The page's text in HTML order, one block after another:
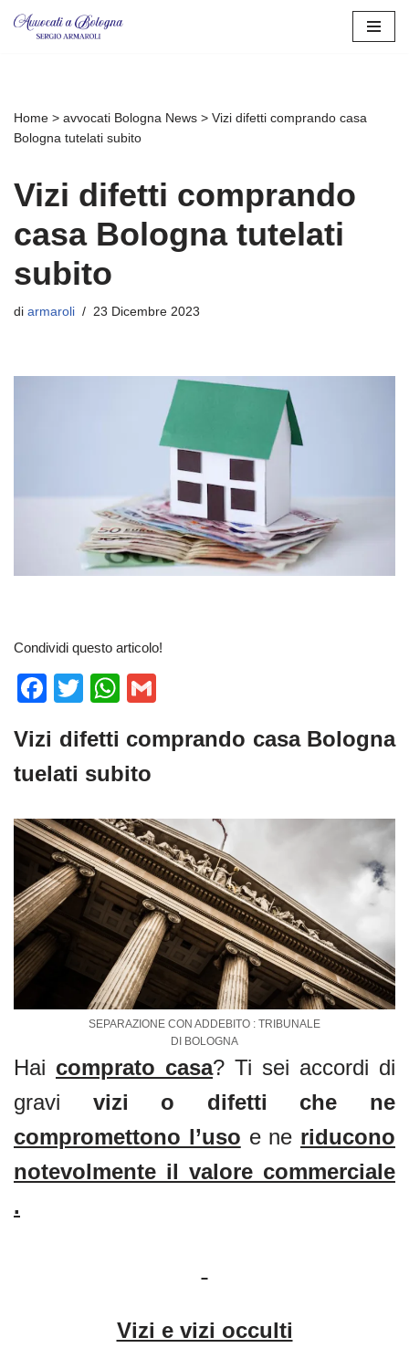
Home > avvocati Bologna News > Vizi difetti comprando casa
Bologna tutelati subito
Vizi difetti comprando
casa Bologna tutelati
subito
di armaroli 23 Dicembre 2023
Condividi questo articolo!
F
c
e
o
o
k
T
tt
er
W
at
s
p
p
ail
Vizi difetti comprando casa Bologna
tuelati subito
SEPARAZIONE CON ADDEBITO : TRIBUNALE
DI BOLOGNA
Hai comprato casa? Ti sei accordi di
gravi vizi o difetti che ne
compromettono l’uso e ne riducono
notevolmente il valore commerciale
.
Vizi e vizi occulti